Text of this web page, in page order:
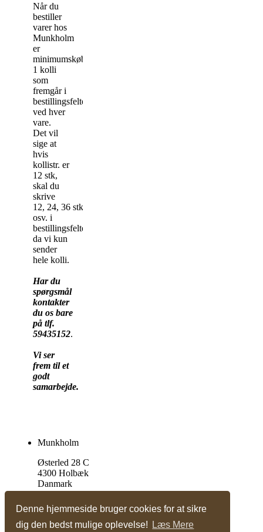
Denne hjemmeside bruger cookies for at sikre
dig den bedst mulige oplevelse!
Læs Mere
Når du
bestiller
varer hos
Munkholm
er
minimumskøbet
1 kolli
som
fremgår i
bestillingsfeltet
ved hver
vare.
Det vil
sige at
hvis
kollistr. er
12 stk,
skal du
skrive
12, 24, 36 stk
osv. i
bestillingsfeltet,
da vi kun
sender
hele kolli.
Har du
spørgsmål
kontakter
du os bare
på tlf.
59435152.
Vi ser
frem til et
godt
samarbejde.
Munkholm
Østerled 28 C
4300 Holbæk
Danmark
Tlf. +45 59 43 51 52